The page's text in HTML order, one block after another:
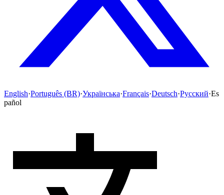
English·Português (BR)·Українська·Français·Deutsch·Русский·Es
pañol